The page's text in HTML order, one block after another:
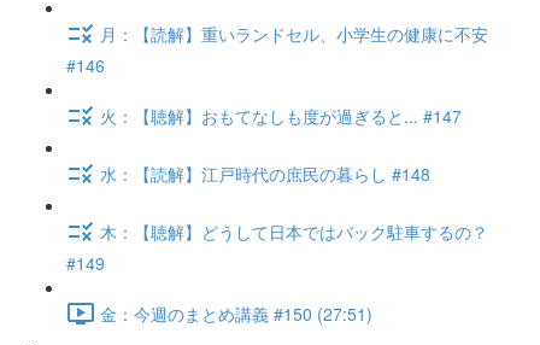
月：【読解】重いランドセル、小学生の健康に不安
#146
火：【聴解】おもてなしも度が過ぎると... #147
水：【読解】江戸時代の庶民の暮らし #148
木：【聴解】どうして日本ではバック駐車するの？
#149
金：今週のまとめ講義 #150 (27:51)